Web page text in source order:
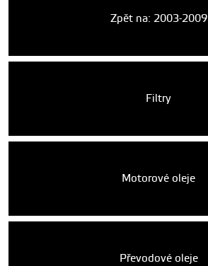
Zpět na: 2003-2009
Filtry
Motorové oleje
Převodové oleje